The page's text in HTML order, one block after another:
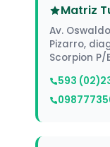
Matriz
Av.
Pizarro,
Scorpion P/
593